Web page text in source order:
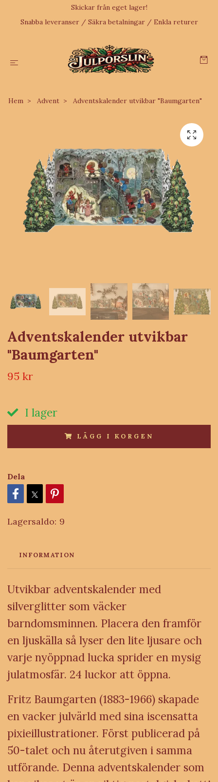
Skickar från eget lager!
Snabba leveranser / Säkra betalningar / Enkla returer
Hem Advent Adventskalender utvikbar "Baumgarten"
Adventskalender utvikbar
"Baumgarten"
95 kr
I lager
LÄGG I KORGEN
Dela
Lagersaldo: 9
INFORMATION
Utvikbar adventskalender med
silverglitter som väcker
barndomsminnen. Placera den framför
en ljuskälla så lyser den lite ljusare och
varje nyöppnad lucka sprider en mysig
julatmosfär. 24 luckor att öppna.
Fritz Baumgarten (1883-1966) skapade
en vacker julvärld med sina iscensatta
pixieillustrationer. Först publicerad på
50-talet och nu återutgiven i samma
utförande. Denna adventskalender som